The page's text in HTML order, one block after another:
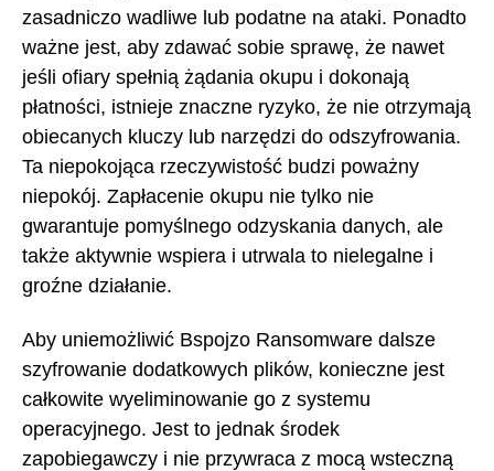
zasadniczo wadliwe lub podatne na ataki. Ponadto
ważne jest, aby zdawać sobie sprawę, że nawet
jeśli ofiary spełnią żądania okupu i dokonają
płatności, istnieje znaczne ryzyko, że nie otrzymają
obiecanych kluczy lub narzędzi do odszyfrowania.
Ta niepokojąca rzeczywistość budzi poważny
niepokój. Zapłacenie okupu nie tylko nie
gwarantuje pomyślnego odzyskania danych, ale
także aktywnie wspiera i utrwala to nielegalne i
groźne działanie.
Aby uniemożliwić Bspojzo Ransomware dalsze
szyfrowanie dodatkowych plików, konieczne jest
całkowite wyeliminowanie go z systemu
operacyjnego. Jest to jednak środek
zapobiegawczy i nie przywraca z mocą wsteczną